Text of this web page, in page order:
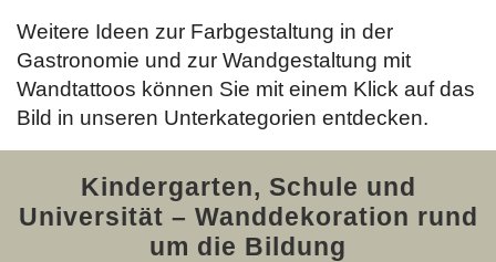
Weitere Ideen zur Farbgestaltung in der
Gastronomie und zur Wandgestaltung mit
Wandtattoos können Sie mit einem Klick auf das
Bild in unseren Unterkategorien entdecken.
Kindergarten, Schule und
Universität – Wanddekoration rund
um die Bildung